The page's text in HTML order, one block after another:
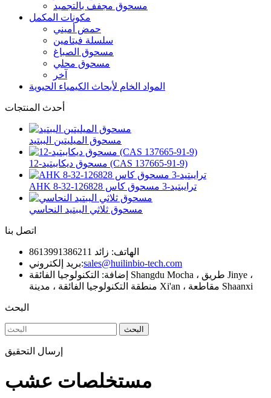
مسحوق مجفف بالتجميد
مكونات المكمل
حمض أميني
سلسلة فيتامين
مسحوق الصباغ
مسحوق محلي
آخر
المواد الخام لأبحاث الكيمياء الحيوية
أحدث المنتجات
مسحوق الميليتين الببتيد
مسحوق ديكاببتيد-12 (CAS 137665-91-9)
AHK ترايبتيد-3 مسحوق كاس 126828-32-8
مسحوق ثلاثي الببتيد النحاسي
اتصل بنا
الهاتف: زائد 8613991386211
بريد إلكتروني:sales@huilinbio-tech.com
إضافة: التكنولوجيا الفائقة Shangdu Mocha ، طريق Jinye ،
منطقة التكنولوجيا الفائقة ، مدينة Xi'an ، مقاطعة Shaanxi
البحث
البحث
إرسال التحقيق
مستخلصات عشب